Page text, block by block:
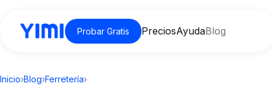
Probar Gratis PreciosAyudaBlog
Inicio›Blog›Ferretería›